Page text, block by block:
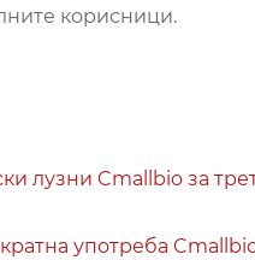
корисници.
лузни Cmallbio за
употреба